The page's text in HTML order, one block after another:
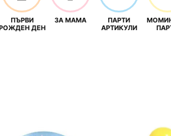
ПЪРВИ
ДЕН
ЗА МАМА
ПАРТИ
АРТИКУЛИ